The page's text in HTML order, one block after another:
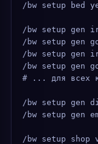
/bw setup bed
/bw setup gen
/bw setup gen
/bw setup gen
/bw setup gen
# ... для всех
/bw setup gen
/bw setup gen
/bw setup